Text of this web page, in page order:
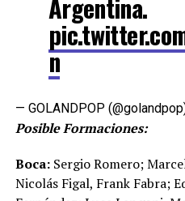
Argentina.
n
— GOLANDPOP
Posible Formaciones:
Boca:Sergio Romero;
Nicolás Figal, Frank Fabra;